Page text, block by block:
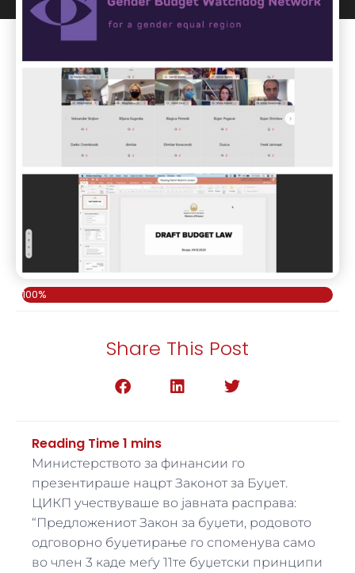
100%
Share This Post
Министерството за финансии го
презентираше нацрт Законот за Буџет.
ЦИКП учествуваше во јавната расправа:
“Предложениот Закон за буџети, родовото
одговорно буџетирање го споменува само
во член 3 каде меѓу 11те буџетски принципи